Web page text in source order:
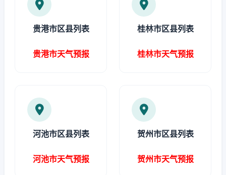
贵港市区县列表
贵港市天气预报
桂林市区县列表
桂林市天气预报
河池市区县列表
河池市天气预报
贺州市区县列表
贺州市天气预报